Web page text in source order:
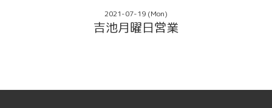
2021-07-19 (Mon)
吉池月曜日営業